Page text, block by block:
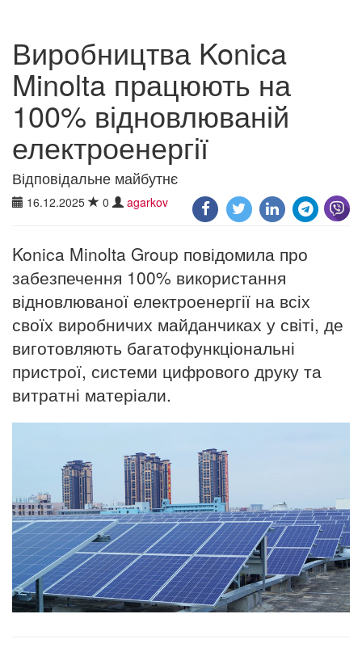
Виробництва Konica
Minolta працюють на
100% відновлюваній
електроенергії
Відповідальне майбутнє
16.12.2025 0 agarkov
Konica Minolta Group повідомила про
забезпечення 100% використання
відновлюваної електроенергії на всіх
своїх виробничих майданчиках у світі, де
виготовляють багатофункціональні
пристрої, системи цифрового друку та
витратні матеріали.